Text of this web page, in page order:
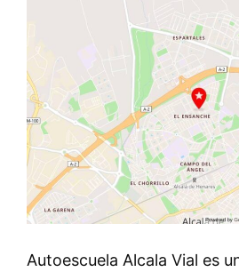
Autoescuela Alcala Vial es